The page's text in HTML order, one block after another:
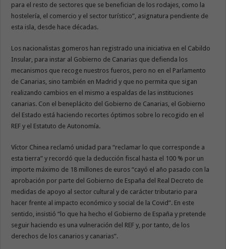
para el resto de sectores que se benefician de los rodajes, como la
hostelería, el comercio y el sector turístico”, asignatura pendiente de
esta isla, desde hace décadas.
Los nacionalistas gomeros han registrado una iniciativa en el Cabildo
Insular, para instar al Gobierno de Canarias que defienda los
mecanismos que recoge nuestros fueros, pero no en el Parlamento
de Canarias, sino también en Madrid y que no permita que sigan
realizando cambios en el mismo a espaldas de las instituciones
canarias. Con el beneplácito del Gobierno de Canarias, el Gobierno
del Estado está haciendo recortes óptimos sobre lo recogido en el
REF y el Estatuto de Autonomía.
Víctor Chinea reclamó unidad para “reclamar lo que corresponde a
esta tierra” y recordó que la deducción fiscal hasta el 100 % por un
importe máximo de 18 millones de euros “cayó el año pasado con la
aprobación por parte del Gobierno de España del Real Decreto de
medidas de apoyo al sector cultural y de carácter tributario para
hacer frente al impacto económico y social de la Covid”. En este
sentido, insistió “lo que ha hecho el Gobierno de España y pretende
seguir haciendo es una vulneración del REF y, por tanto, de los
derechos de los canarios y canarias”.